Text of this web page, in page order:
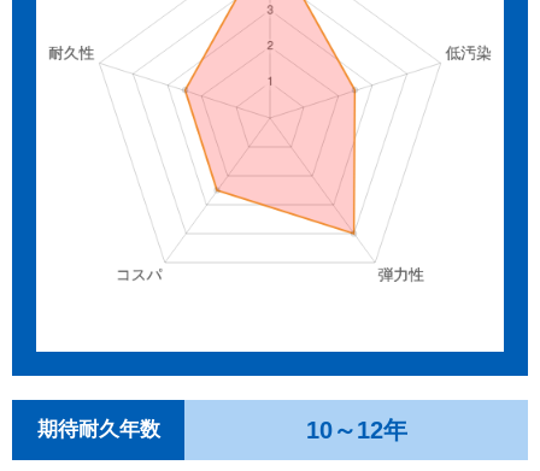
期待耐久年数 10～12年